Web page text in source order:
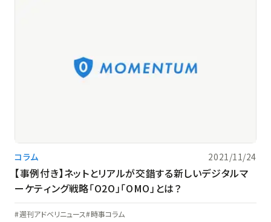
コラム 2021/11/24
【事例付き】ネットとリアルが交錯する新しいデジタルマ
ーケティング戦略「O2O」「OMO」とは？
週刊アドベリニュース 時事コラム